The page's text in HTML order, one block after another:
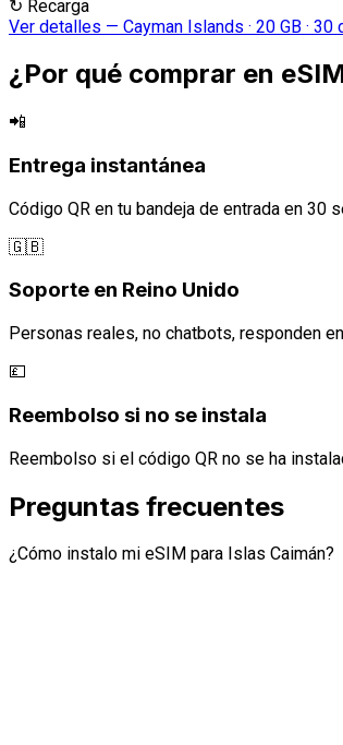
↻ Recarga
Ver detalles — Cayman Islands · 20 GB · 30
¿Por qué comprar en
📲
Entrega instantánea
Código QR en tu bandeja de entrada en 30
🇬🇧
Soporte en Reino Unido
Personas reales, no chatbots, responden
💷
Reembolso si no se instala
Reembolso si el código QR no se ha
Preguntas frecuentes
¿Cómo instalo mi eSIM para Islas Caimán?